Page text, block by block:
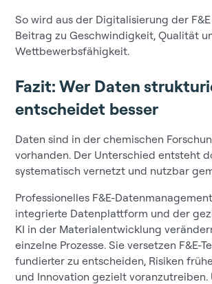
So wird aus der Digitalisierung der
Beitrag zu Geschwindigkeit, Qualität
Wettbewerbsfähigkeit.
Fazit: Wer Daten
entscheidet besser
Daten sind in der chemischen
vorhanden. Der Unterschied entsteht
systematisch vernetzt und nutzbar
Professionelles F&E-
integrierte Datenplattform und der
KI in der Materialentwicklung
einzelne Prozesse. Sie versetzen F&E-
fundierter zu entscheiden, Risiken
und Innovation gezielt voranzutreiben.